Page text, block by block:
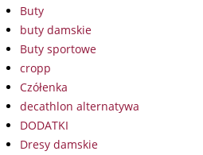
Buty
buty damskie
Buty sportowe
cropp
Czółenka
decathlon alternatywa
DODATKI
Dresy damskie